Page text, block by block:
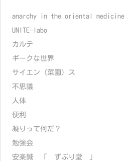
anarchy in the oriental medicine
UNITE-labo
カルテ
ギークな世界
サイエン（菜園）ス
不思議
人体
便利
凝りって何だ？
勉強会
安楽鍼 「 ずぶり堂 」